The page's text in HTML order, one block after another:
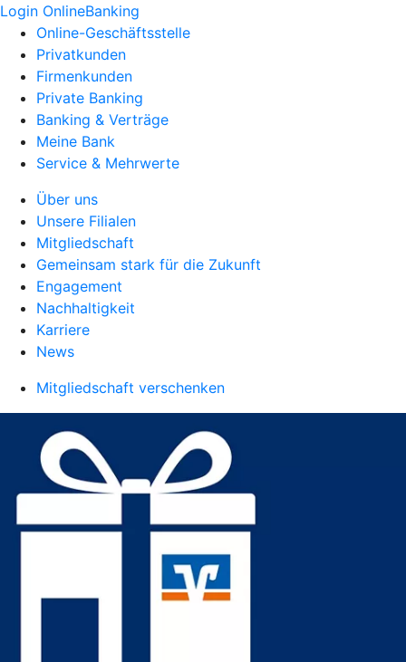
Login OnlineBanking
Online-Geschäftsstelle
Privatkunden
Firmenkunden
Private Banking
Banking & Verträge
Meine Bank
Service & Mehrwerte
Über uns
Unsere Filialen
Mitgliedschaft
Gemeinsam stark für die Zukunft
Engagement
Nachhaltigkeit
Karriere
News
Mitgliedschaft verschenken